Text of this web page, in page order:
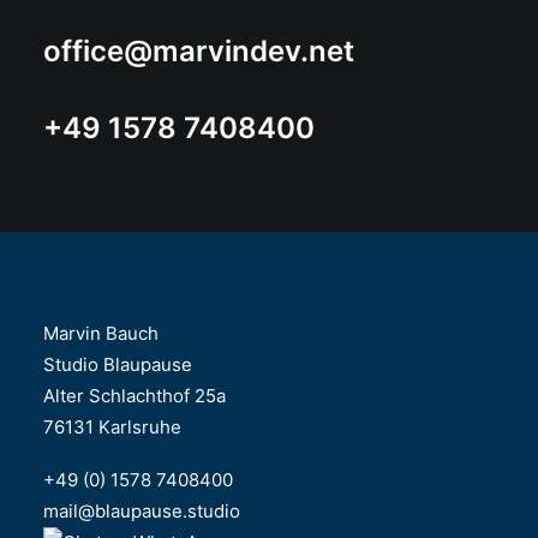
office@marvindev.net
+49 1578 7408400
Marvin Bauch
Studio Blaupause
Alter Schlachthof 25a
76131 Karlsruhe
+49 (0) 1578 7408400
mail@blaupause.studio